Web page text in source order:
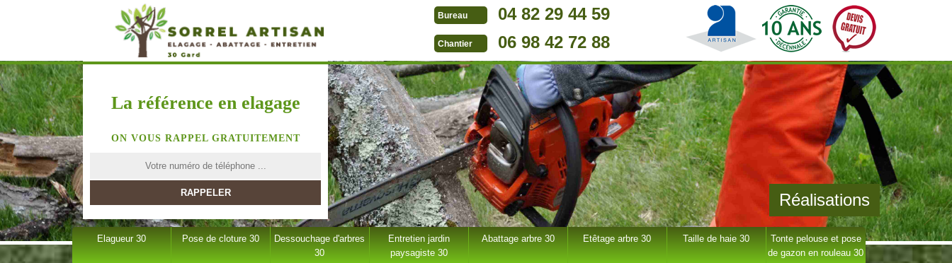
Bureau 04 82 29 44 59
Chantier 06 98 42 72 88
La référence en elagage
ON VOUS RAPPEL GRATUITEMENT
Réalisations
Elagueur 30 Pose de cloture 30
Dessouchage d'arbres
30
Entretien jardin
paysagiste 30
Abattage arbre 30 Etêtage arbre 30 Taille de haie 30
Tonte pelouse et pose
de gazon en rouleau 30